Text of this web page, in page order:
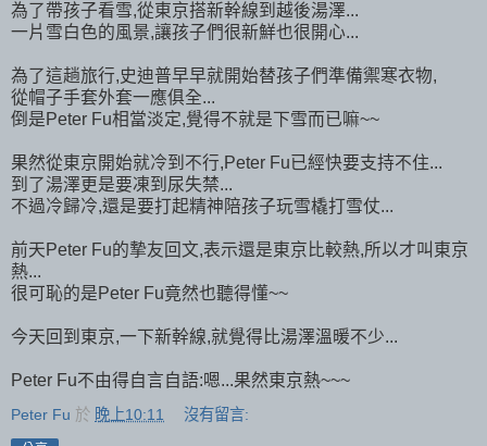
為了帶孩子看雪,從東京搭新幹線到越後湯澤...
一片雪白色的風景,讓孩子們很新鮮也很開心...
為了這趟旅行,史迪普早早就開始替孩子們準備禦寒衣物,
從帽子手套外套一應俱全...
倒是Peter Fu相當淡定,覺得不就是下雪而已嘛~~
果然從東京開始就冷到不行,Peter Fu已經快要支持不住...
到了湯澤更是要凍到尿失禁...
不過冷歸冷,還是要打起精神陪孩子玩雪橇打雪仗...
前天Peter Fu的摯友回文,表示還是東京比較熱,所以才叫東京
熱...
很可恥的是Peter Fu竟然也聽得懂~~
今天回到東京,一下新幹線,就覺得比湯澤溫暖不少...
Peter Fu不由得自言自語:嗯...果然東京熱~~~
Peter Fu 於 晚上10:11 沒有留言: